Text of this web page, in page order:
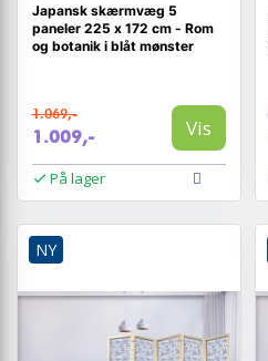
Japansk skærmvæg 5
paneler 225 x 172 cm - Rom
og botanik i blåt mønster
1.069,-
1.009,- Vis
På lager
NY